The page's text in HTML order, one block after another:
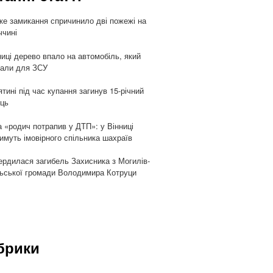
замикання спричинило дві пожежі на
дерево впало на автомобіль, який
для ЗСУ
під час купання загинув 15-річний
потрапив у ДТП»: у Вінниці
імовірного спільника шахраїв
загибель Захисника з Могилів-
громади Володимира Котруци